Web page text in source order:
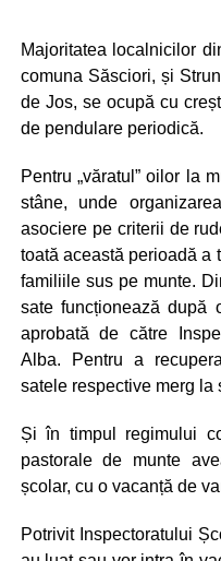
Majoritatea localnicilor
comuna Săsciori, și
de Jos, se ocupă cu
de pendulare periodică.
Pentru „văratul” oilor la
stâne, unde
asociere pe criterii de
toată această perioadă a
familiile sus pe munte.
sate funcționează după
aprobată de către
Alba. Pentru a
satele respective merg la
Și în timpul regimului
pastorale de munte
școlar, cu o vacanță de
Potrivit Inspectoratului